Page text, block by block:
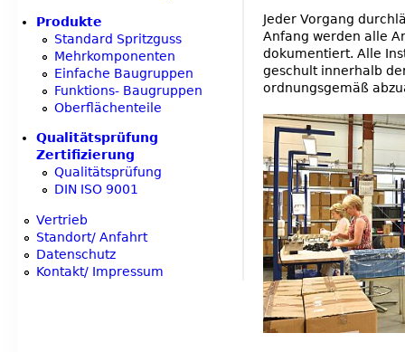
r
r
o
r
m
e
s
s
a
Jeder Vorgang
Anfang werden alle
dokumentiert. Alle
geschult innerhalb
ordnungsgemäß
Produkte
Standard Spritzguss
Mehrkomponenten
Einfache Baugruppen
Funktions- Baugruppen
Oberflächenteile
Qualitätsprüfung
Zertifizierung
Qualitätsprüfung
DIN ISO 9001
Vertrieb
Standort/ Anfahrt
Datenschutz
Kontakt/ Impressum